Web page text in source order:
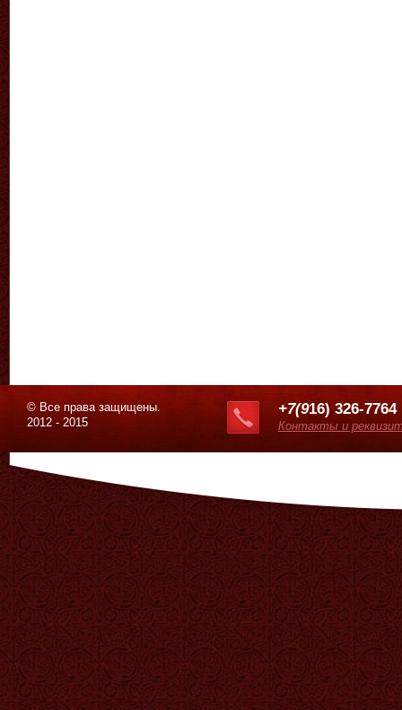
© Все права защищены.
2012 - 2015
+7(916) 326-7764
Контакты и